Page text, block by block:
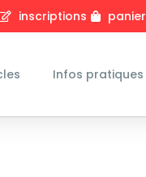
inscriptions panier
Infos pratiques